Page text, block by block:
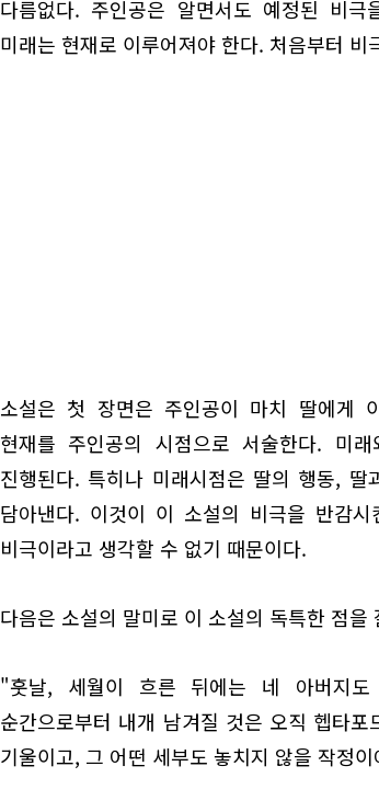
다름없다. 주인공은 알면서도 예정된 비
미래는 현재로 이루어져야 한다. 처음부터
소설은 첫 장면은 주인공이 마치 딸에게
현재를 주인공의 시점으로 서술한다. 미
진행된다. 특히나 미래시점은 딸의 행동,
담아낸다. 이것이 이 소설의 비극을 반감
비극이라고 생각할 수 없기 때문이다.
다음은 소설의 말미로 이 소설의 독특한 점을
"훗날, 세월이 흐른 뒤에는 네 아버지
순간으로부터 내개 남겨질 것은 오직 헵타
기울이고, 그 어떤 세부도 놓치지 않을 작정이